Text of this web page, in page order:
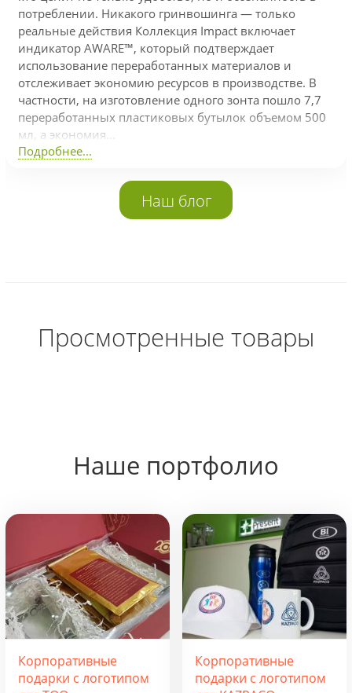
потреблении. Никакого гринвошинга — только
реальные действия Коллекция Impact включает
индикатор AWARE™, который подтверждает
использование переработанных материалов и
отслеживает экономию ресурсов в производстве. В
частности, на изготовление одного зонта пошло 7,7
переработанных пластиковых бутылок объемом 500
мл, а экономия...
Подробнее...
Наш блог
Просмотренные товары
Наше портфолио
Корпоративные
подарки с логотипом
Корпоративные
подарки с логотипом